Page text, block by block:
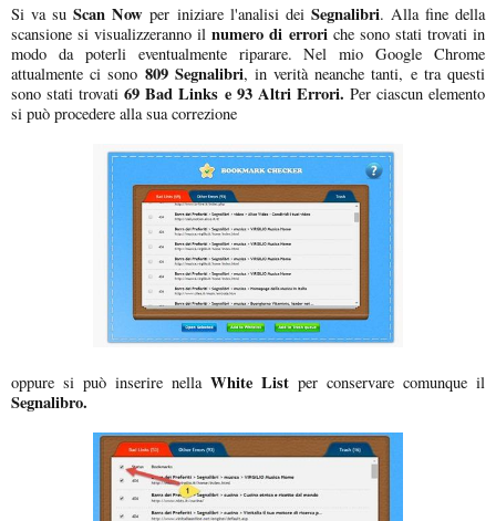
Si va suScan Now per iniziare l'analisi dei Segnalibri. Alla fine della
scansione si visualizzeranno ilnumero di erroriche sono stati trovati in
modo da poterli eventualmente riparare. Nel mio Google Chrome
attualmente ci sono 809 Segnalibri, in verità neanche tanti, e tra questi
sono stati trovati69 Bad Links e 93 Altri Errori. Per ciascun elemento
si può procedere alla sua correzione
oppure si può inserire nellaWhite List per conservare comunque il
Segnalibro.